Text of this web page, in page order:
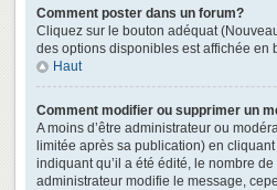
Comment poster dans un forum?
Cliquez sur le bouton adéquat
des options disponibles est affichée en
Haut
Comment modifier ou supprimer un
A moins d’être administrateur ou
limitée après sa publication) en
indiquant qu’il a été édité, le nombre
administrateur modifie le message,